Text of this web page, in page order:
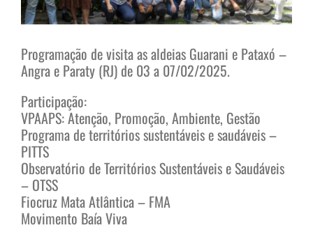
Programação de visita as aldeias Guarani e Pataxó –
Angra e Paraty (RJ) de 03 a 07/02/2025.
Participação:
VPAAPS: Atenção, Promoção, Ambiente, Gestão
Programa de territórios sustentáveis e saudáveis –
PITTS
Observatório de Territórios Sustentáveis e Saudáveis
– OTSS
Fiocruz Mata Atlântica – FMA
Movimento Baía Viva